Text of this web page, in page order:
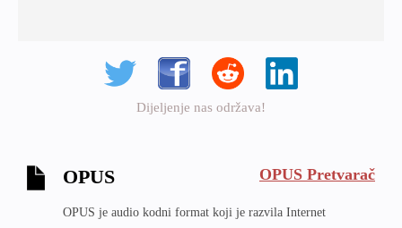
Dijeljenje nas održava!
OPUS OPUS Pretvarač
OPUS je audio kodni format koji je razvila Internet